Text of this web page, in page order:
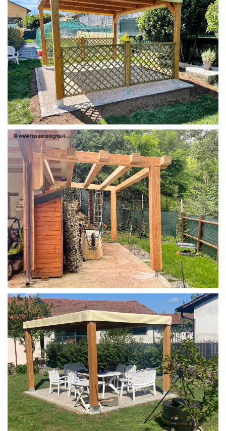
PERGOLA 4X3
STRUTTURA IN LARICE U/F CON INCASTRI
PERGOLA